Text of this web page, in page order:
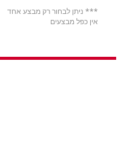
*** ניתן לבחור רק מבצע אחד
אין כפל מבצעים